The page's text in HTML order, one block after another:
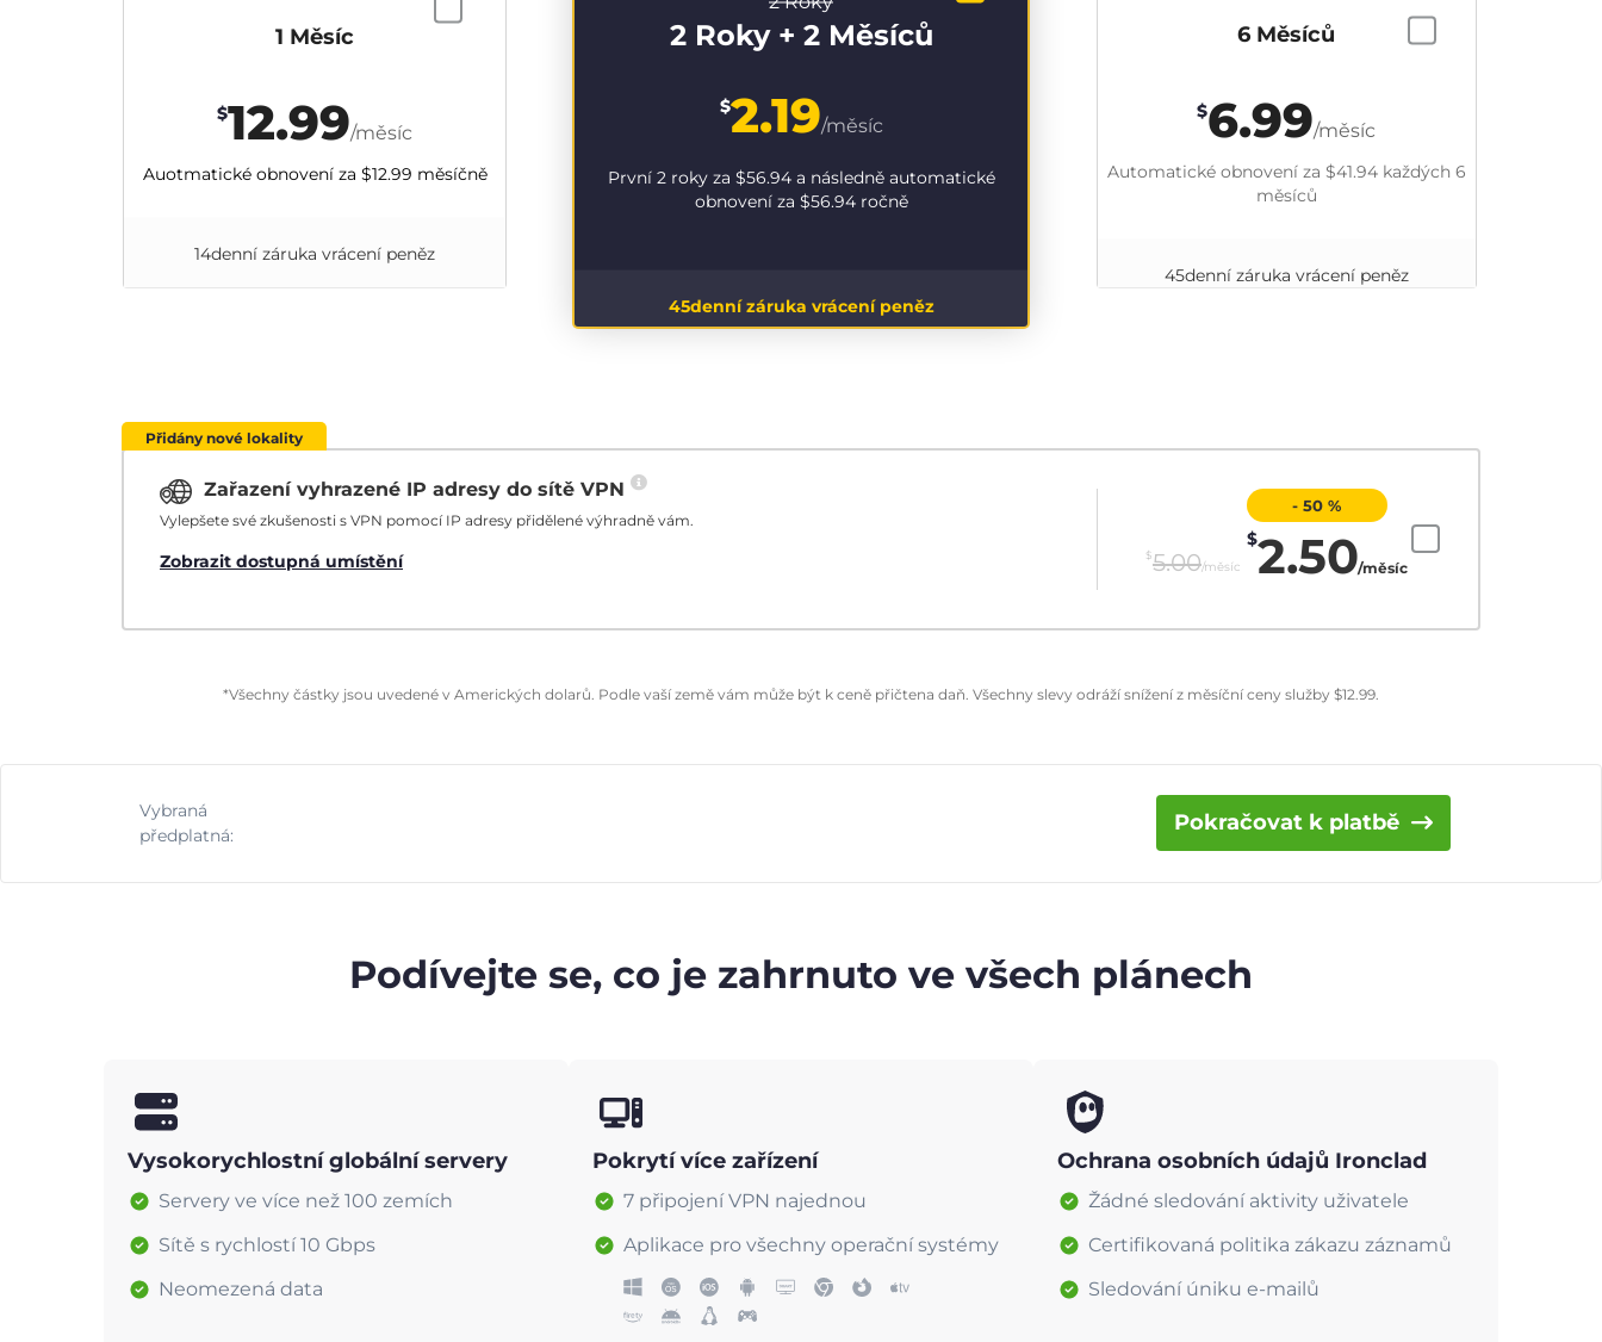
2 Roky + 2 Měsíců
$2.19/měsíc
První 2 roky za $56.94a následně automatické
obnovení za $56.94ročně
45denní záruka vrácení peněz
6 Měsíců
$6.99/měsíc
Automatické obnovení za $41.94každých 6
měsíců
45denní záruka vrácení peněz
1 Měsíc
$12.99/měsíc
Auotmatické obnovení za $12.99 měsíčně
14denní záruka vrácení peněz
Přidány nové lokality
Zařazení vyhrazené IP adresy do sítě VPN
Vylepšete své zkušenosti s VPN pomocí IP adresy přidělené výhradně vám.
Zobrazit dostupná umístění $5.00/měsíc
- 50 %
$2.50/měsíc
*Všechny částky jsou uvedené v Amerických dolarů. Podle vaší země vám může být k ceně přičtena daň. Všechny slevy odráží snížení z měsíční ceny služby $12.99
Vybraná
předplatná:
Pokračovat k platbě
Podívejte se, co je zahrnuto ve všech plánech
Vysokorychlostní globální servery
Servery ve více než 100 zemích
Sítě s rychlostí 10 Gbps
Neomezená data
Pokrytí více zařízení
7 připojení VPN najednou
Aplikace pro všechny operační systémy
Ochrana osobních údajů Ironclad
Žádné sledování aktivity uživatele
Certifikovaná politika zákazu záznamů
Sledování úniku e-mailů